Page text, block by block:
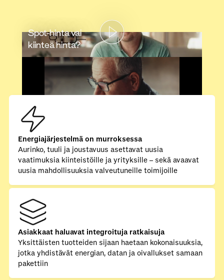
Spot-hinta vai
kiinteä hinta?
Energiajärjestelmä on murroksessa
Aurinko, tuuli ja joustavuus asettavat uusia
vaatimuksia kiinteistöille ja yrityksille – sekä avaavat
uusia mahdollisuuksia valveutuneille toimijoille
Asiakkaat haluavat integroituja ratkaisuja
Yksittäisten tuotteiden sijaan haetaan kokonaisuuksia,
jotka yhdistävät energian, datan ja oivallukset samaan
pakettiin